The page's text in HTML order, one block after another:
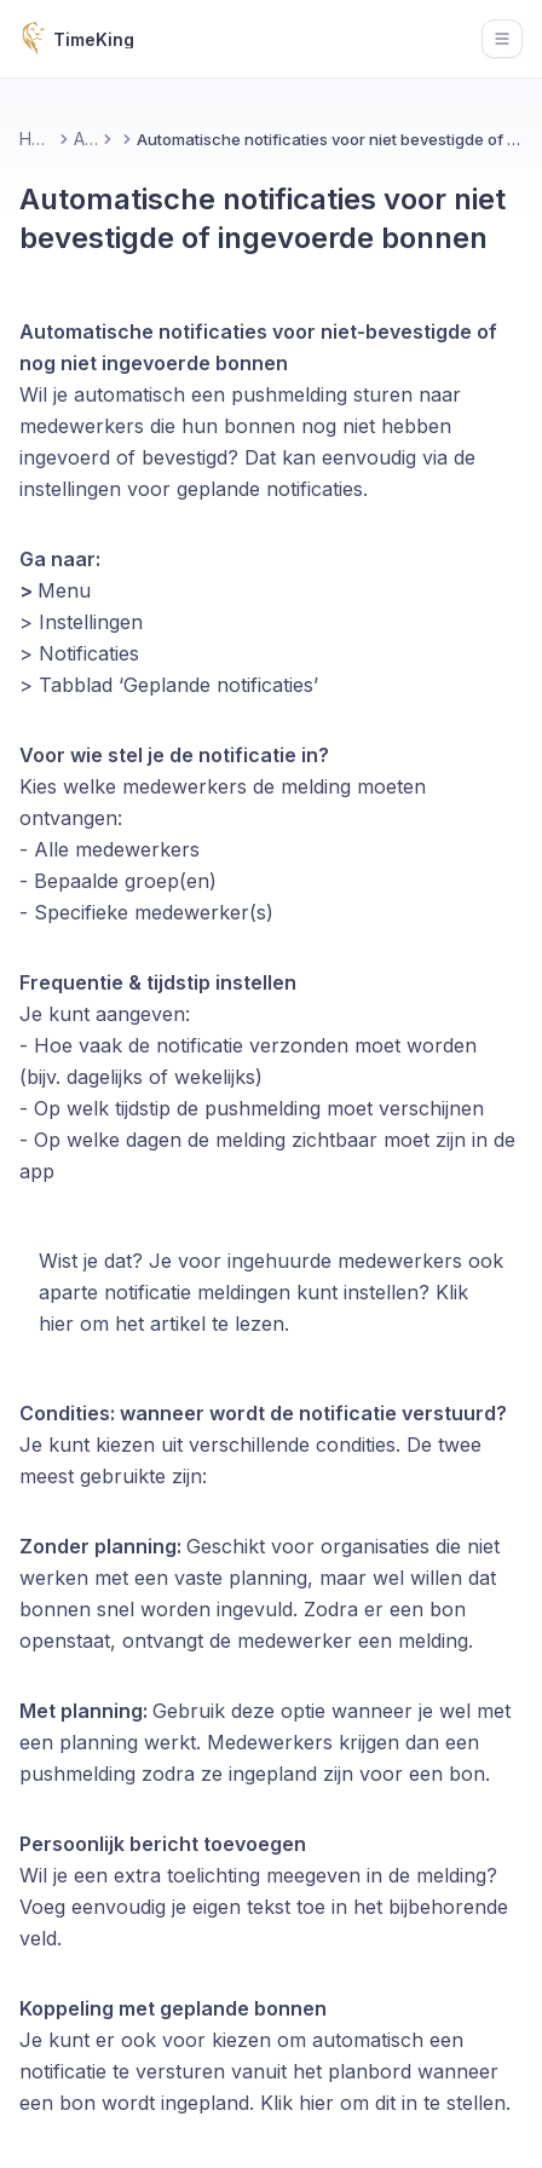
TimeKing
Home App Automatische notificaties voor niet bevestigde of ingevoerde bonnen
Automatische notificaties voor niet
bevestigde of ingevoerde bonnen
Automatische notificaties voor niet-bevestigde of
nog niet ingevoerde bonnen
Wil je automatisch een pushmelding sturen naar
medewerkers die hun bonnen nog niet hebben
ingevoerd of bevestigd? Dat kan eenvoudig via de
instellingen voor geplande notificaties.
Ga naar:
> Menu
> Instellingen
> Notificaties
> Tabblad ‘Geplande notificaties’
Voor wie stel je de notificatie in?
Kies welke medewerkers de melding moeten
ontvangen:
- Alle medewerkers
- Bepaalde groep(en)
- Specifieke medewerker(s)
Frequentie & tijdstip instellen
Je kunt aangeven:
- Hoe vaak de notificatie verzonden moet worden
(bijv. dagelijks of wekelijks)
- Op welk tijdstip de pushmelding moet verschijnen
- Op welke dagen de melding zichtbaar moet zijn in de
app
Wist je dat? Je voor ingehuurde medewerkers ook
aparte notificatie meldingen kunt instellen? Klik
hier om het artikel te lezen.
Condities: wanneer wordt de notificatie verstuurd?
Je kunt kiezen uit verschillende condities. De twee
meest gebruikte zijn:
Zonder planning: Geschikt voor organisaties die niet
werken met een vaste planning, maar wel willen dat
bonnen snel worden ingevuld. Zodra er een bon
openstaat, ontvangt de medewerker een melding.
Met planning: Gebruik deze optie wanneer je wel met
een planning werkt. Medewerkers krijgen dan een
pushmelding zodra ze ingepland zijn voor een bon.
Persoonlijk bericht toevoegen
Wil je een extra toelichting meegeven in de melding?
Voeg eenvoudig je eigen tekst toe in het bijbehorende
veld.
Koppeling met geplande bonnen
Je kunt er ook voor kiezen om automatisch een
notificatie te versturen vanuit het planbord wanneer
een bon wordt ingepland. Klik hier om dit in te stellen.